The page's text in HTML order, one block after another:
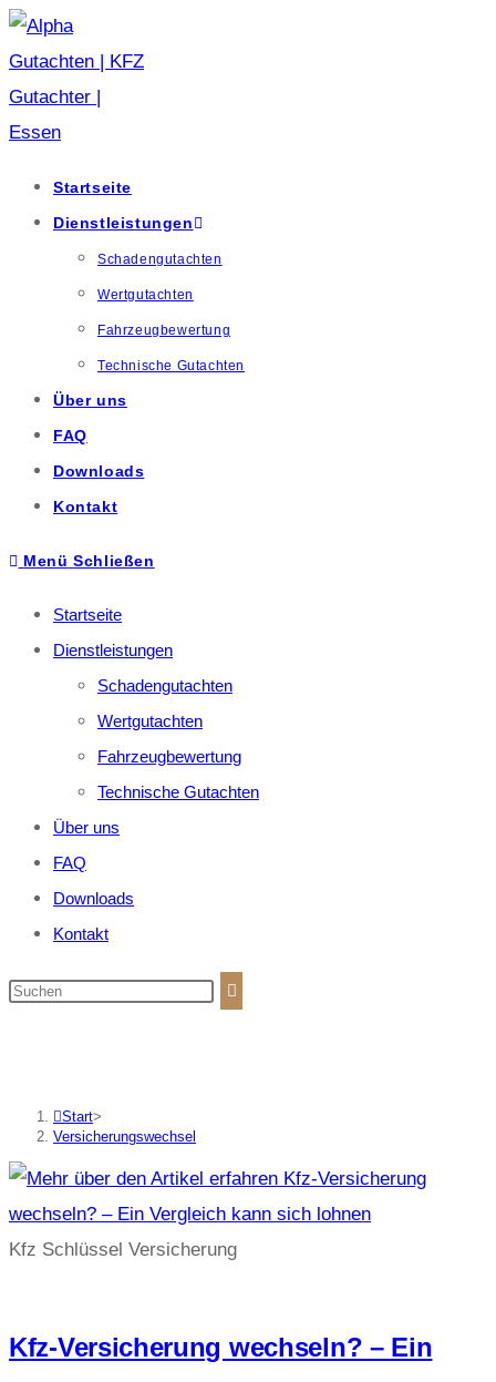
Startseite
Dienstleistungen
Schadengutachten
Wertgutachten
Fahrzeugbewertung
Technische Gutachten
Über uns
FAQ
Downloads
Kontakt
Menü Schließen
Startseite
Dienstleistungen
Schadengutachten
Wertgutachten
Fahrzeugbewertung
Technische Gutachten
Über uns
FAQ
Downloads
Kontakt
Start>
Versicherungswechsel
Kfz Schlüssel Versicherung
Kfz-Versicherung wechseln? – Ein